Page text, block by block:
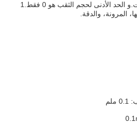
التطبيقات الصناعية والسيارات.و الحد الأدنى لحجم الثقب هو 0 فقط.1
المرونة، والدقة.